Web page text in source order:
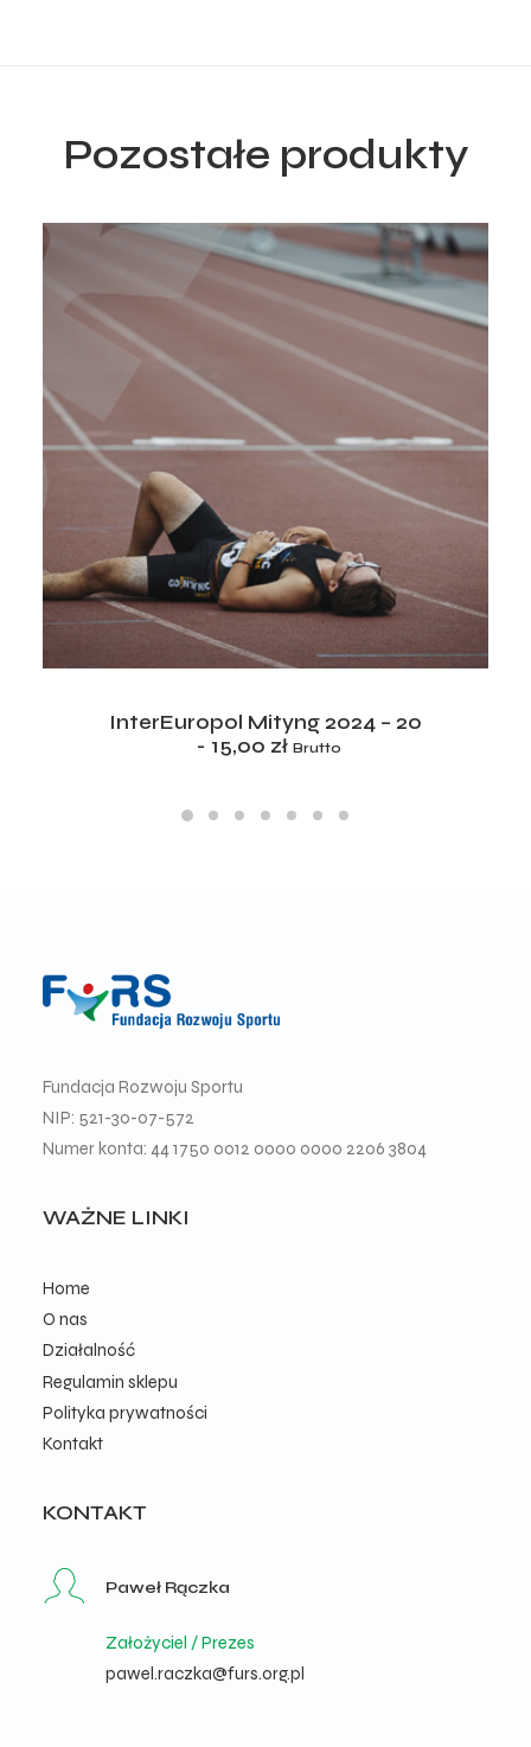
Pozostałe produkty
ADD TO CART
InterEuropol Mityng 2024 – 20
15,00 zł Brutto
Fundacja Rozwoju Sportu
NIP: 521-30-07-572
Numer konta: 44 1750 0012 0000 0000 2206 3804
WAŻNE LINKI
Home
O nas
Działalność
Regulamin sklepu
Polityka prywatności
Kontakt
KONTAKT
Paweł Rączka
Założyciel / Prezes
pawel.raczka@furs.org.pl